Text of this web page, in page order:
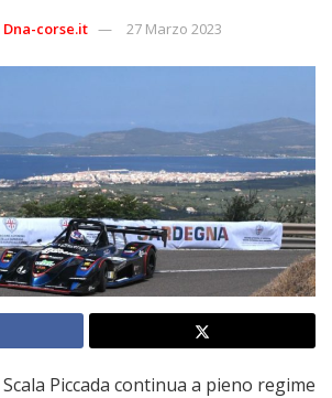
corse.it 27 Marzo 2023
Piccada continua a pieno regime